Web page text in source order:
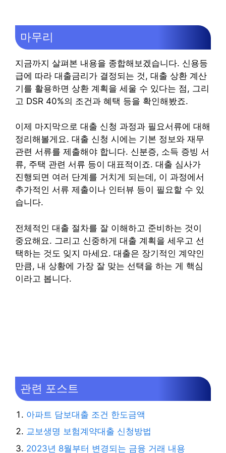
마무리
지금까지 살펴본 내용을 종합해보겠습니다. 신용등
급에 따라 대출금리가 결정되는 것, 대출 상환 계산
기를 활용하면 상환 계획을 세울 수 있다는 점, 그리
고 DSR 40%의 조건과 혜택 등을 확인해봤죠.
이제 마지막으로 대출 신청 과정과 필요서류에 대해
정리해볼게요. 대출 신청 시에는 기본 정보와 재무
관련 서류를 제출해야 합니다. 신분증, 소득 증빙 서
류, 주택 관련 서류 등이 대표적이죠. 대출 심사가
진행되면 여러 단계를 거치게 되는데, 이 과정에서
추가적인 서류 제출이나 인터뷰 등이 필요할 수 있
습니다.
전체적인 대출 절차를 잘 이해하고 준비하는 것이
중요해요. 그리고 신중하게 대출 계획을 세우고 선
택하는 것도 잊지 마세요. 대출은 장기적인 계약인
만큼, 내 상황에 가장 잘 맞는 선택을 하는 게 핵심
이라고 봅니다.
관련 포스트
아파트 담보대출 조건 한도금액
교보생명 보험계약대출 신청방법
2023년 8월부터 변경되는 금융 거래 내용